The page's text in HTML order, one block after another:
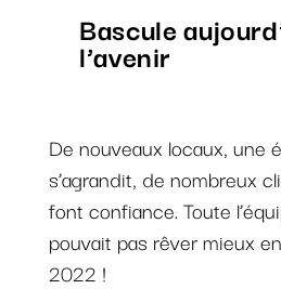
Bascule
l’avenir
De nouveaux locaux, une
s’agrandit, de nombreux
font confiance. Toute
pouvait pas rêver mieux
2022 !